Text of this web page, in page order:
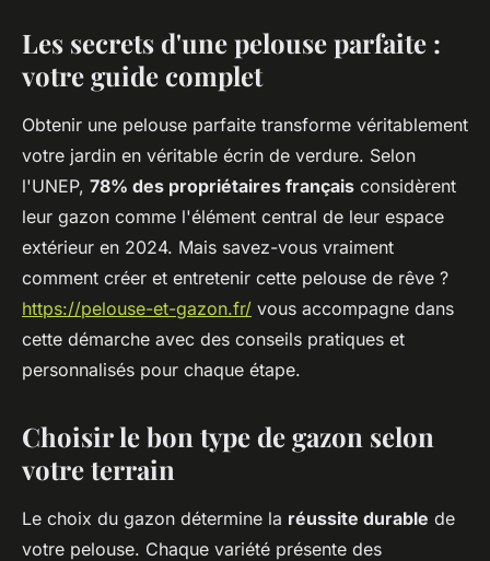
Les secrets d'une pelouse parfaite :
votre guide complet
Obtenir une pelouse parfaite transforme véritablement
votre jardin en véritable écrin de verdure. Selon
l'UNEP, 78% des propriétaires français considèrent
leur gazon comme l'élément central de leur espace
extérieur en 2024. Mais savez-vous vraiment
comment créer et entretenir cette pelouse de rêve ?
https://pelouse-et-gazon.fr/ vous accompagne dans
cette démarche avec des conseils pratiques et
personnalisés pour chaque étape.
Choisir le bon type de gazon selon
votre terrain
Le choix du gazon détermine la réussite durable de
votre pelouse. Chaque variété présente des